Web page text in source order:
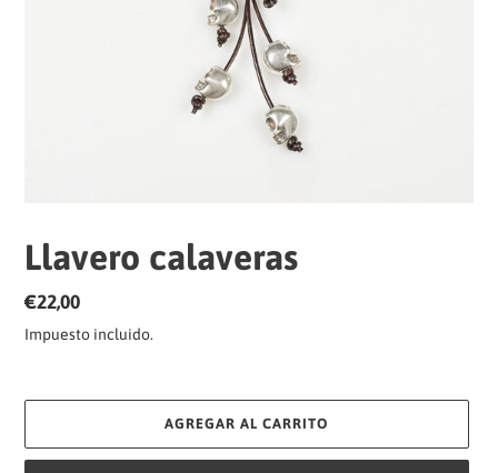
Llavero calaveras
Precio
habitual
€22,00
Impuesto incluido.
AGREGAR AL CARRITO